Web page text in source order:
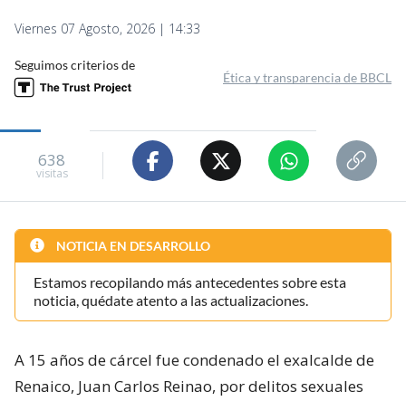
Viernes 07 Agosto, 2026 | 14:33
Seguimos criterios de
Ética y transparencia de BBCL
638
visitas
NOTICIA EN DESARROLLO
Estamos recopilando más antecedentes sobre esta
noticia, quédate atento a las actualizaciones.
A 15 años de cárcel fue condenado el exalcalde de
Renaico, Juan Carlos Reinao, por delitos sexuales